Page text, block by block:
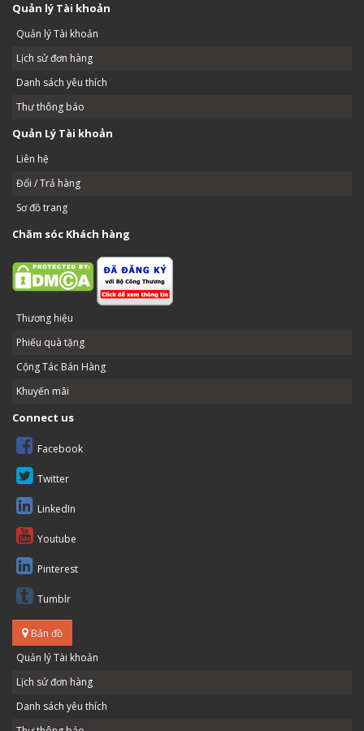
Quản lý Tài khoản
Quản lý Tài khoản
Lịch sử đơn hàng
Danh sách yêu thích
Thư thông báo
Quản Lý Tài khoản
Liên hệ
Đổi / Trả hàng
Sơ đồ trang
Chăm sóc Khách hàng
Thương hiệu
Phiếu quà tặng
Cộng Tác Bán Hàng
Khuyến mãi
Connect us
Facebook
Twitter
LinkedIn
Youtube
Pinterest
Tumblr
Bản đồ
Quản lý Tài khoản
Lịch sử đơn hàng
Danh sách yêu thích